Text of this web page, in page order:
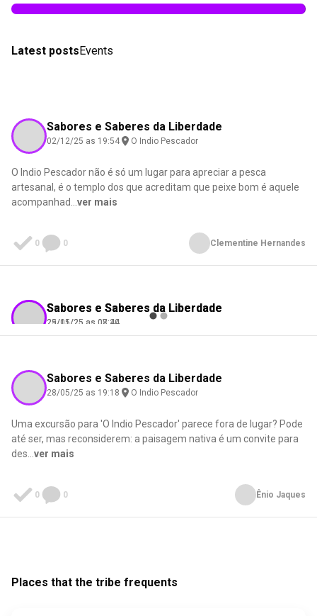
Latest postsEvents
Sabores e Saberes da Liberdade
02/12/25 as 19:54 O Indio Pescador
O Indio Pescador não é só um lugar para apreciar a pesca
artesanal, é o templo dos que acreditam que peixe bom é aquele
acompanhad
ver mais
0 0 Clementine Hernandes
Sabores e Saberes da Liberdade
29/11/25 as 08:20
Sabores e Saberes da Liberdade
25/05/25 as 07:44
Sabores e Saberes da Liberdade
28/05/25 as 19:18 O Indio Pescador
Uma excursão para 'O Indio Pescador' parece fora de lugar? Pode
até ser, mas reconsiderem: a paisagem nativa é um convite para
des
ver mais
0 0 Ênio Jaques
Places that the tribe frequents